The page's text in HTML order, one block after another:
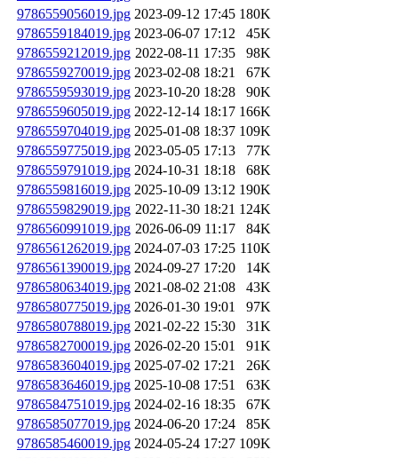
9786559056019.jpg 2023-09-12 17:45 180K
9786559184019.jpg 2023-06-07 17:12
45K
9786559212019.jpg 2022-08-11 17:35
98K
9786559270019.jpg 2023-02-08 18:21
67K
9786559593019.jpg 2023-10-20 18:28
90K
9786559605019.jpg 2022-12-14 18:17 166K
9786559704019.jpg 2025-01-08 18:37 109K
9786559775019.jpg 2023-05-05 17:13
77K
9786559791019.jpg 2024-10-31 18:18
68K
9786559816019.jpg 2025-10-09 13:12 190K
9786559829019.jpg 2022-11-30 18:21 124K
9786560991019.jpg 2026-06-09 11:17
84K
9786561262019.jpg 2024-07-03 17:25 110K
9786561390019.jpg 2024-09-27 17:20
14K
9786580634019.jpg 2021-08-02 21:08
43K
9786580775019.jpg 2026-01-30 19:01
97K
9786580788019.jpg 2021-02-22 15:30
31K
9786582700019.jpg 2026-02-20 15:01
91K
9786583604019.jpg 2025-07-02 17:21
26K
9786583646019.jpg 2025-10-08 17:51
63K
9786584751019.jpg 2024-02-16 18:35
67K
9786585077019.jpg 2024-06-20 17:24
85K
9786585460019.jpg 2024-05-24 17:27 109K